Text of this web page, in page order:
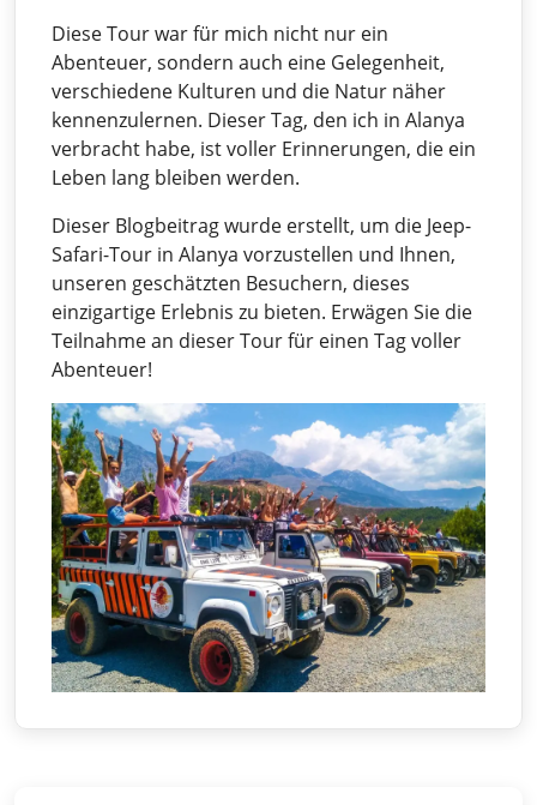
Diese Tour war für mich nicht nur ein
Abenteuer, sondern auch eine Gelegenheit,
verschiedene Kulturen und die Natur näher
kennenzulernen. Dieser Tag, den ich in Alanya
verbracht habe, ist voller Erinnerungen, die ein
Leben lang bleiben werden.
Dieser Blogbeitrag wurde erstellt, um die Jeep-
Safari-Tour in Alanya vorzustellen und Ihnen,
unseren geschätzten Besuchern, dieses
einzigartige Erlebnis zu bieten. Erwägen Sie die
Teilnahme an dieser Tour für einen Tag voller
Abenteuer!